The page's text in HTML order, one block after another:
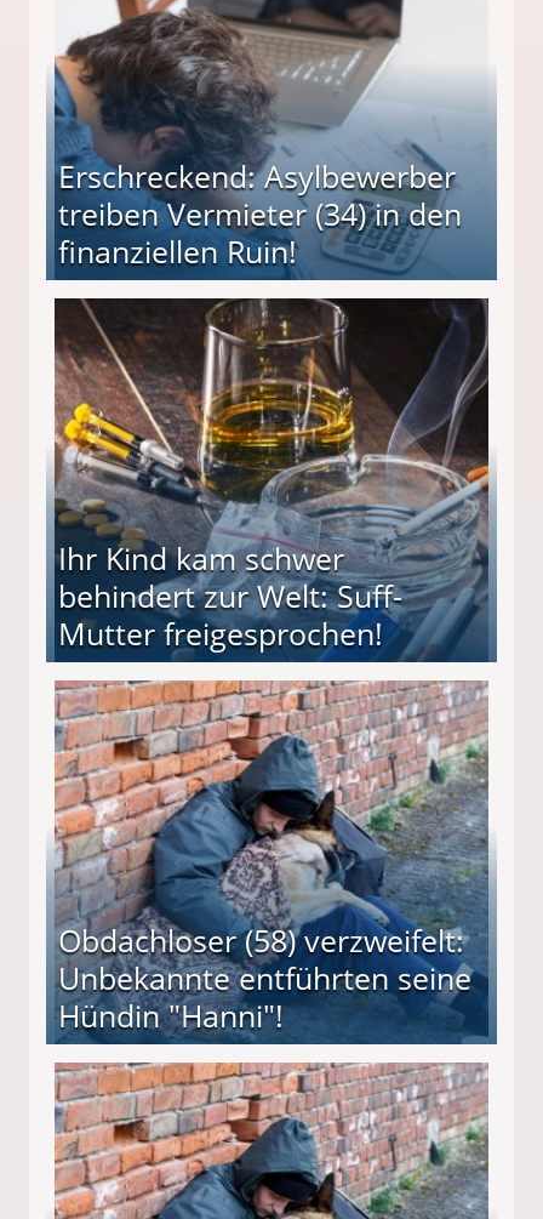
Erschreckend: Asylbewerber
treiben Vermieter (34) in den
finanziellen Ruin!
(34) in den finanziellen Ruin!
Ihr Kind kam schwer
behindert zur Welt: Suff-
Mutter freigesprochen!
Mutter freigesprochen!
Obdachloser (58) verzweifelt:
Unbekannte entführten seine
Hündin "Hanni"!
entführten seine Hündin "Hanni"!